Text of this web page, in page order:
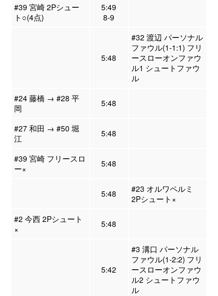
#39 宮崎 2Pシュー
ト○(4点)
5:49
8-9
5:48
#32 渡辺 パーソナル
ファウル(1-1:1) フリ
ースローオンファウ
ル1 シュートファウ
ル
#24 藤橋 → #28 平
岡
5:48
#27 和田 → #50 堀
江
5:48
#39 宮崎 フリースロ
ー×
5:48
5:48
#23 オルワペルミ
2Pシュート×
#2 今西 2Pシュート
×
5:48
5:42
#3 溝口 パーソナル
ファウル(1-2:2) フリ
ースローオンファウ
ル2 シュートファウ
ル